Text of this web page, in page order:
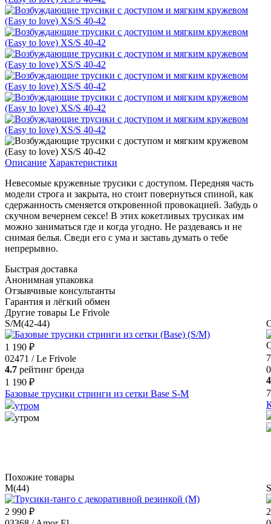
Описание Характеристики
Невесомые кружевные трусики с доступом. Передняя часть
модели строга и закрыта, но стоит повернуться спиной, как
сдержанность сменяется откровенной провокацией. Забудь о
скучном вечернем сексе! В этих кокетливых трусиках им
можно заниматься где и когда угодно. Не раздеваясь и не
снимая белья. Сведи его с ума и заставь думать о тебе
непрерывно.
Быстрая доставка
Анонимная упаковка
Отзывчивые консультанты
Гарантия и лёгкий обмен
Другие товары Le Frivole
S/M(42-44)
1 190 ₽
02471 / Le Frivole
4.7 рейтинг бренда
1 190 ₽
Базовые трусики стринги из сетки Base S-M
утром
утром
Похожие товары
M(44)
2 990 ₽